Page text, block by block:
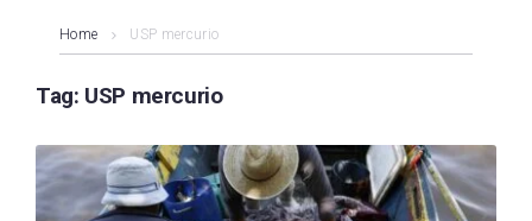
Home USP mercurio
Tag: USP mercurio